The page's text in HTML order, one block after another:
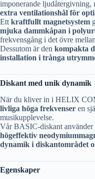
imponerande ljudåtergivning,
extra ventilationshål för
Ett kraftfullt magnetsystem
mjuka dammkåpan i
frekvensgång i det övre
Dessutom är den kompakta
installation i trånga
Diskant med unik dynamik
När du kliver in i HELIX
livliga höga frekvenser en
musikupplevelse.
Vår BASIC-diskant använder
högeffektiv
dynamik i diskantområdet
Egenskaper